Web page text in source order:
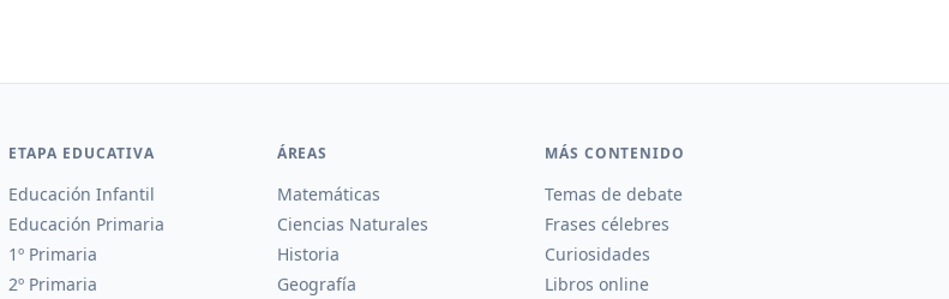
ETAPA EDUCATIVA
Educación Infantil
Educación Primaria
1º Primaria
2º Primaria
ÁREAS
Matemáticas
Ciencias Naturales
Historia
Geografía
MÁS CONTENIDO
Temas de debate
Frases célebres
Curiosidades
Libros online